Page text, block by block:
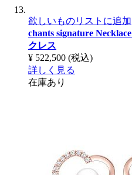
欲しいものリストに追加
chants signature Necklace
クレス
¥ 522,500 (税込)
詳しく見る
在庫あり